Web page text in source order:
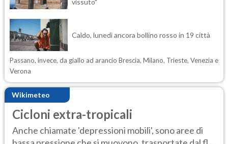
Caldo, lunedì ancora bollino rosso in 19 città
Passano, invece, da giallo ad arancio Brescia, Milano, Trieste, Venezia e
Verona
Wikimeteo
Cicloni extra-tropicali
Anche chiamate 'depressioni mobili', sono aree di